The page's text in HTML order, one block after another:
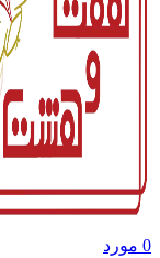
0 مورد